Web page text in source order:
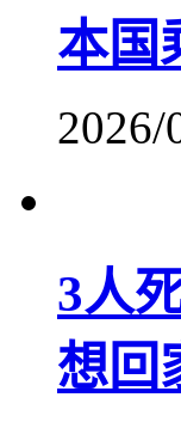
本国
2026/
3人
想回